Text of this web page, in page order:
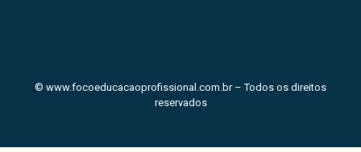
© www.focoeducacaoprofissional.com.br – Todos os direitos
reservados